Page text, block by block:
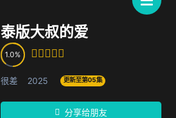
泰版大叔的爱
1.0
很差 2025 更新至第05集
分享给朋友